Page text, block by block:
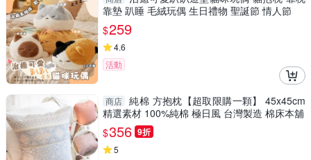
靠墊 趴睡 毛絨玩偶 生日禮物 聖誕節 情人節
$259
4.6
活動
商店 純棉 方抱枕【超取限購一顆】 45x45cm
精選素材 100%純棉 極日風 台灣製造 棉床本舖
$356 9折
5